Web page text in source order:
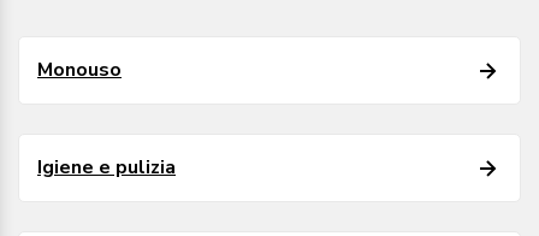
Monouso
Igiene e pulizia